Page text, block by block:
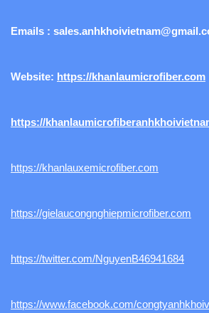
Emails :
Website: https://khanlaumicrofiber.com
https://
https://khanlauxemicrofiber.com
https://gielaucongnghiepmicrofiber.com
https://twitter.com/NguyenB46941684
https://www.facebook.com/